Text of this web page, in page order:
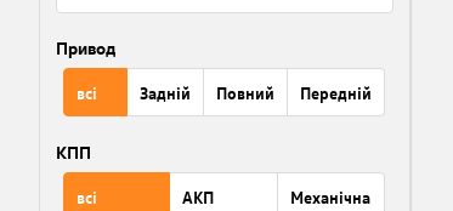
Привод
всі Задній Повний Передній
КПП
всі АКП Механічна